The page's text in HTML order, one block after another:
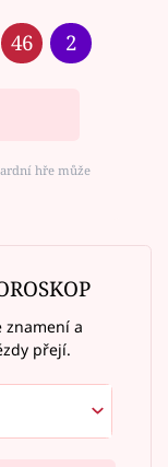
46 2
hře může
znamení a
přejí.